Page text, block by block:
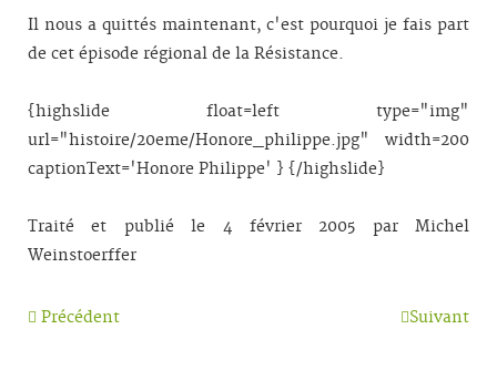
Il nous a quittés maintenant, c'est pourquoi je fais part
de cet épisode régional de la Résistance.
{highslide float=left type="img"
url="histoire/20eme/Honore_philippe.jpg" width=200
captionText='Honore Philippe' } {/highslide}
Traité et publié le 4 février 2005 par Michel
Weinstoerffer
Précédent Suivant